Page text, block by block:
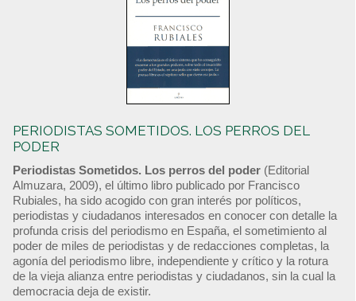
PERIODISTAS SOMETIDOS. LOS PERROS DEL
PODER
Periodistas Sometidos. Los perros del poder (Editorial
Almuzara, 2009), el último libro publicado por Francisco
Rubiales, ha sido acogido con gran interés por políticos,
periodistas y ciudadanos interesados en conocer con detalle la
profunda crisis del periodismo en España, el sometimiento al
poder de miles de periodistas y de redacciones completas, la
agonía del periodismo libre, independiente y crítico y la rotura
de la vieja alianza entre periodistas y ciudadanos, sin la cual la
democracia deja de existir.